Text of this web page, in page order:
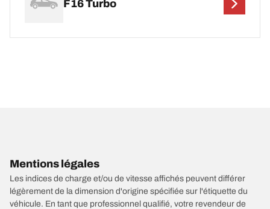
F16 Turbo
Mentions légales
Les indices de charge et/ou de vitesse affichés peuvent différer
légèrement de la dimension d'origine spécifiée sur l'étiquette du
véhicule. En tant que professionnel qualifié, votre revendeur de